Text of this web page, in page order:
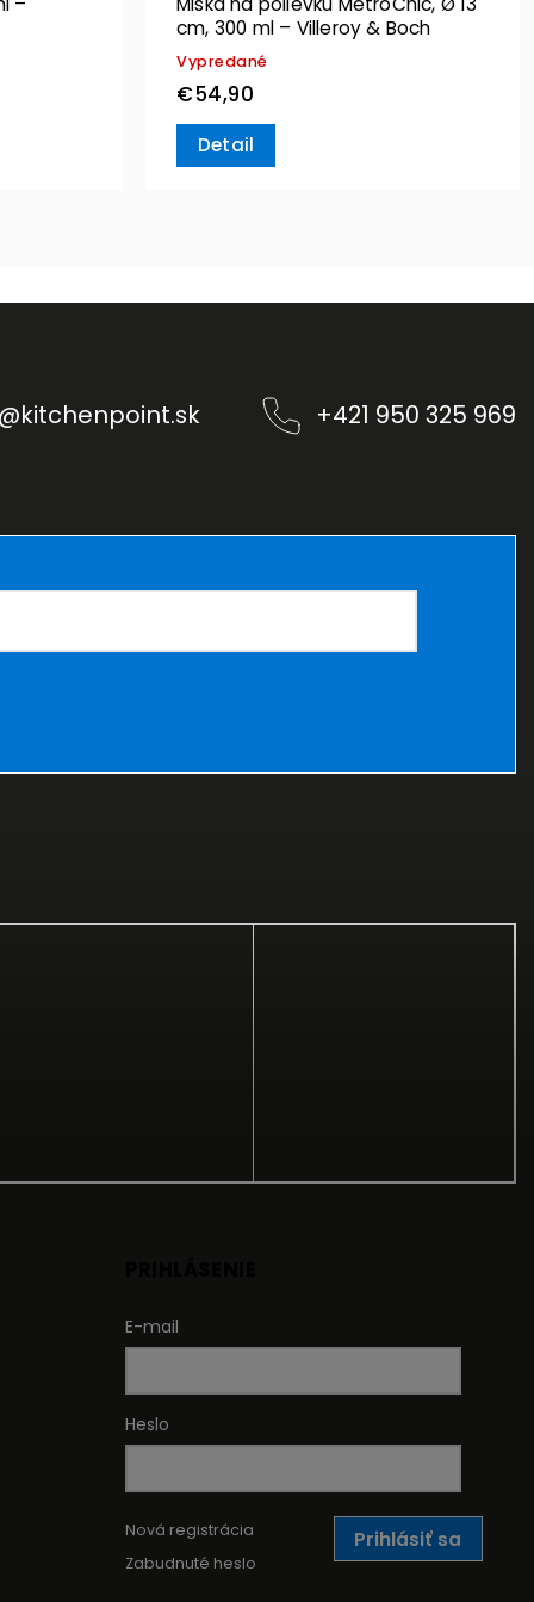
cm, 300 ml – Villeroy & Boch
Vypredané
€54,90
Detail
kitchenpoint.sk +421 950 325 969
E-mail
Heslo
Prihlásiť sa
Nová registrácia
Zabudnuté heslo